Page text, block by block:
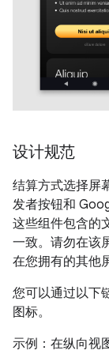
设计规范
结算方式选择屏
发者按钮和
这些组件包含的
一致。请勿在该
在您拥有的其他
您可以通过以下
图标。
示例：在纵向视